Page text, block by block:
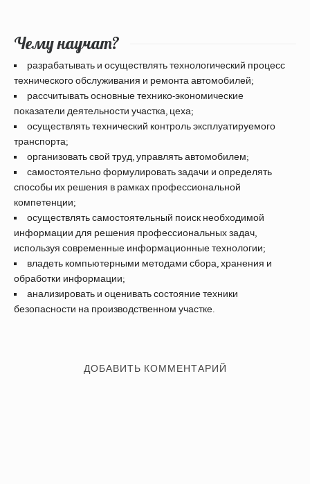
Чему научат?
разрабатывать и осуществлять технологический процесс
технического обслуживания и ремонта автомобилей;
рассчитывать основные технико-экономические
показатели деятельности участка, цеха;
осуществлять технический контроль эксплуатируемого
транспорта;
организовать свой труд, управлять автомобилем;
самостоятельно формулировать задачи и определять
способы их решения в рамках профессиональной
компетенции;
осуществлять самостоятельный поиск необходимой
информации для решения профессиональных задач,
используя современные информационные технологии;
владеть компьютерными методами сбора, хранения и
обработки информации;
анализировать и оценивать состояние техники
безопасности на производственном участке.
ДОБАВИТЬ КОММЕНТАРИЙ